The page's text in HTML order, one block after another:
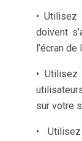
• Utilisez
doivent
l’écran de
•
sur votre
•